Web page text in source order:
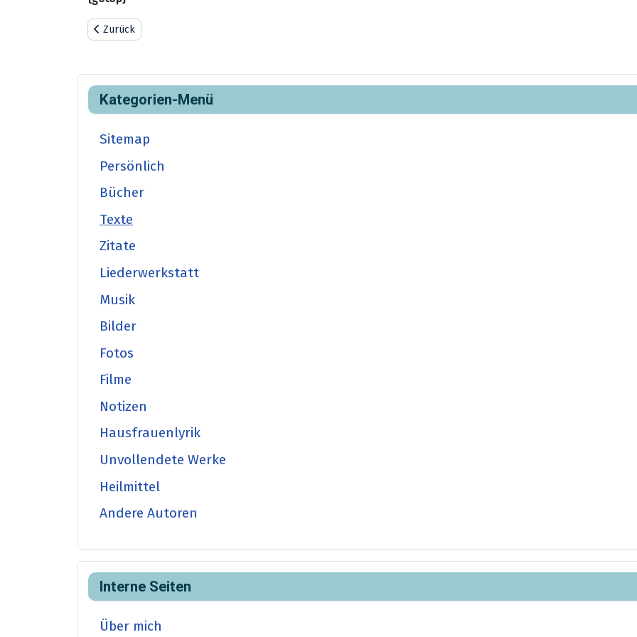
Vorheriger Beitrag: Figuren
Zurück
Kategorien-Menü
Sitemap
Persönlich
Bücher
Texte
Zitate
Liederwerkstatt
Musik
Bilder
Fotos
Filme
Notizen
Hausfrauenlyrik
Unvollendete Werke
Heilmittel
Andere Autoren
Interne Seiten
Über mich